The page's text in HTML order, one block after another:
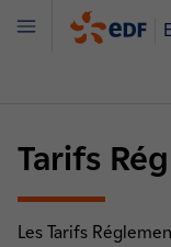
Menu
Tarifs
Les Tarifs